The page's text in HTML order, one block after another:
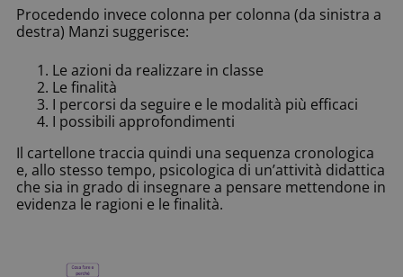
Procedendo invece colonna per colonna (da sinistra a
destra) Manzi suggerisce:
Le azioni da realizzare in classe
Le finalità
I percorsi da seguire e le modalità più efficaci
I possibili approfondimenti
Il cartellone traccia quindi una sequenza cronologica
e, allo stesso tempo, psicologica di un’attività didattica
che sia in grado di insegnare a pensare mettendone in
evidenza le ragioni e le finalità.